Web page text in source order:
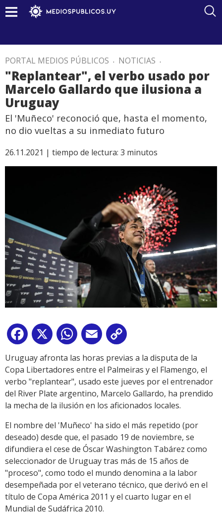
PORTAL MEDIOS PÚBLICOS . NOTICIAS .
"Replantear", el verbo usado por
Marcelo Gallardo que ilusiona a
Uruguay
El 'Muñeco' reconoció que, hasta el momento,
no dio vueltas a su inmediato futuro
26.11.2021 | tiempo de lectura: 3 minutos
Facebook
X WhatsApp
Email
Link
Uruguay afronta las horas previas a la disputa de la
Copa Libertadores entre el Palmeiras y el Flamengo, el
verbo "replantear", usado este jueves por el entrenador
del River Plate argentino, Marcelo Gallardo, ha prendido
la mecha de la ilusión en los aficionados locales.
El nombre del 'Muñeco' ha sido el más repetido (por
deseado) desde que, el pasado 19 de noviembre, se
difundiera el cese de Óscar Washington Tabárez como
seleccionador de Uruguay tras más de 15 años de
"proceso", como todo el mundo denomina a la labor
desempeñada por el veterano técnico, que derivó en el
título de Copa América 2011 y el cuarto lugar en el
Mundial de Sudáfrica 2010.